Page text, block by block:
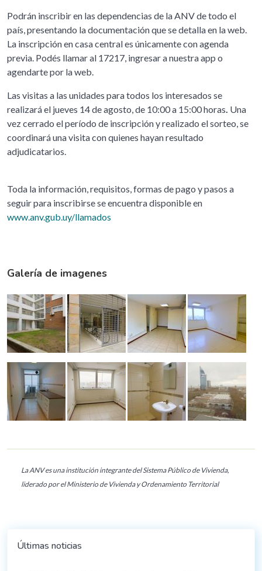
Podrán inscribir en las dependencias de la ANV de todo el
país, presentando la documentación que se detalla en la web.
La inscripción en casa central es únicamente con agenda
previa. Podés llamar al 17217, ingresar a nuestra app o
agendarte por la web.
Las visitas a las unidades para todos los interesados se
realizará el jueves 14 de agosto, de 10:00 a 15:00 horas. Una
vez cerrado el período de inscripción y realizado el sorteo, se
coordinará una visita con quienes hayan resultado
adjudicatarios.
Toda la información, requisitos, formas de pago y pasos a
seguir para inscribirse se encuentra disponible en
www.anv.gub.uy/llamados
Galería de imagenes
La ANV es una institución integrante del Sistema Público de Vivienda,
liderado por el Ministerio de Vivienda y Ordenamiento Territorial
Últimas noticias